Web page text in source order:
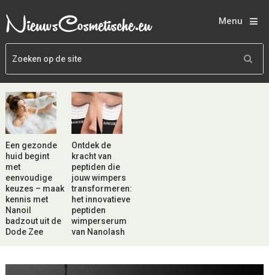
Menu
Een gezonde
huid begint
met
eenvoudige
keuzes – maak
kennis met
Nanoil
badzout uit de
Dode Zee
Ontdek de
kracht van
peptiden die
jouw wimpers
transformeren:
het innovatieve
peptiden
wimperserum
van Nanolash